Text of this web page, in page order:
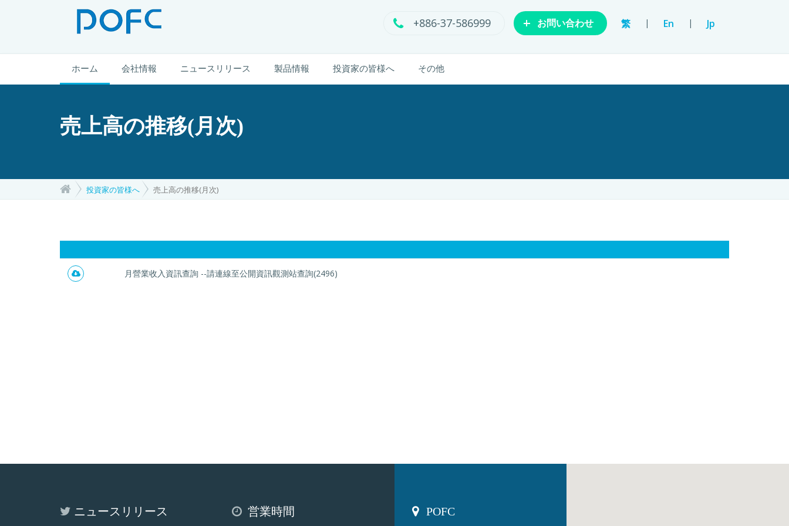
繁 | En | Jp
+ お問い合わせ
+886-37-586999
ホーム 会社情報 ニュースリリース 製品情報 投資家の皆様へ その他
売上高の推移(月次)
投資家の皆様へ 売上高の推移(月次)
月營業收入資訊查詢 --請連線至公開資訊觀測站查詢(2496)
ニュースリリース 営業時間 POFC